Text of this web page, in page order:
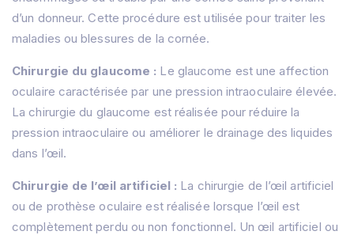
d’un donneur.Cette procédure est utilisée pour traiter les
maladies ou blessures de la cornée.
Chirurgie du glaucome : Le glaucome est une affection
oculaire caractérisée par une pression intraoculaire élevée.
La chirurgie du glaucome est réalisée pour réduire la
pression intraoculaire ou améliorer le drainage des liquides
dans l’œil.
Chirurgie de l’œil artificiel : La chirurgie de l’œil artificiel
ou de prothèse oculaire est réalisée lorsque l’œil est
complètement perdu ou non fonctionnel. Un œil artificiel ou